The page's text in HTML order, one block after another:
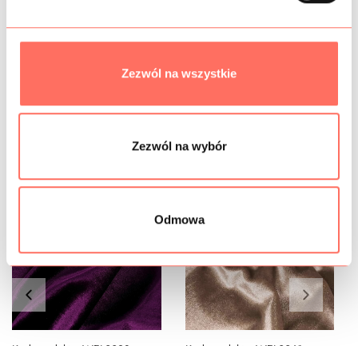
Zezwól na wszystkie
Zezwól na wybór
Odmowa
BEZPIECZEŃSTWO
Podobne produkty